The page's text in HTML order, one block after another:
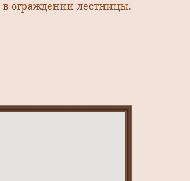
ограждении лестницы.